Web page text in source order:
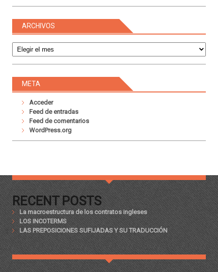
ARCHIVOS
META
Acceder
Feed de entradas
Feed de comentarios
WordPress.org
RECENT POSTS
La macroestructura de los contratos ingleses
LOS INCOTERMS
LAS PREPOSICIONES SUFIJADAS Y SU TRADUCCIÓN